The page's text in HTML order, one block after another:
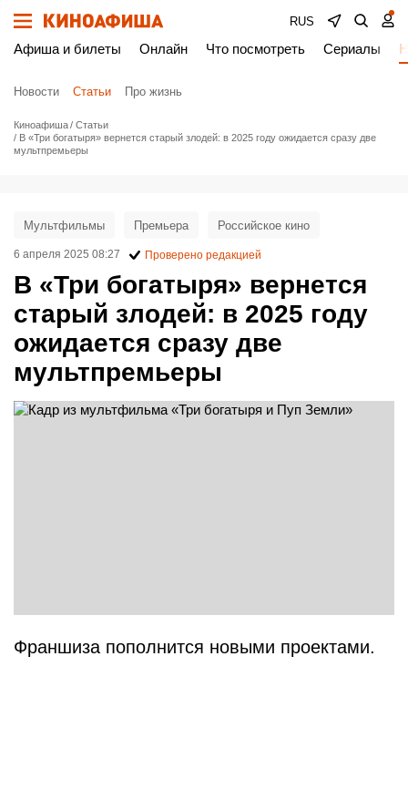
RUS
Афиша и билеты Онлайн Что посмотреть Сериалы
Новости Статьи Про жизнь
Киноафиша
Статьи
В «Три богатыря» вернется старый злодей: в 2025 году ожидается сразу две
мультпремьеры
В «Три богатыря» вернется
старый злодей: в 2025 году
ожидается сразу две
мультпремьеры
Мультфильмы Премьера Российское кино
6 апреля 2025 08:27 Проверено редакцией
Франшиза пополнится новыми проектами.